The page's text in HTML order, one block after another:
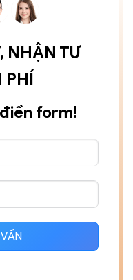
NHẬN TƯ
PHÍ
form!